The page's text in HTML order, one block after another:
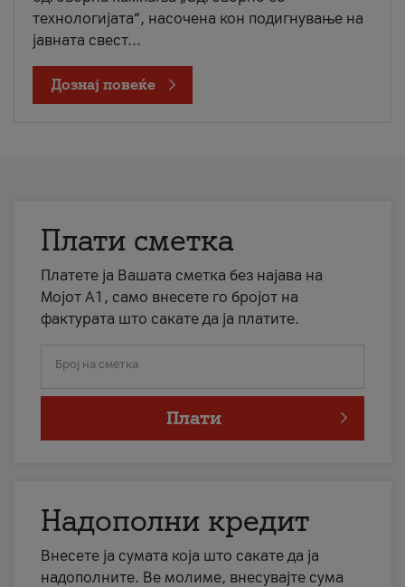
технологијата“, насочена кон подигнување на
јавната свест...
Дознај повеќе
Плати сметка
Платете ја Вашата сметка без најава на
Мојот А1, само внесете го бројот на
фактурата што сакате да ја платите.
Број на сметка
Плати
Надополни кредит
Внесете ја сумата која што сакате да ја
надополните. Ве молиме, внесувајте сума